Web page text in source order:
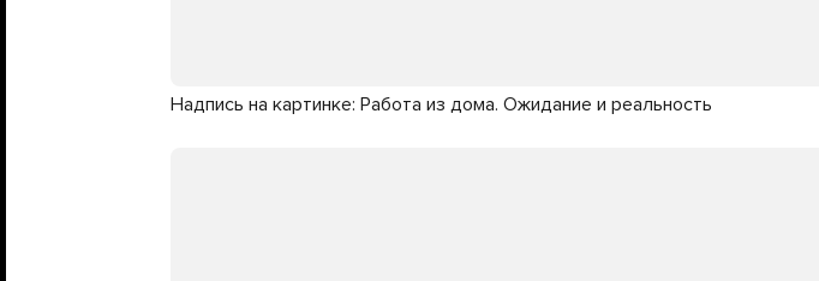
Надпись на картинке: Работа из дома. Ожидание и реальность